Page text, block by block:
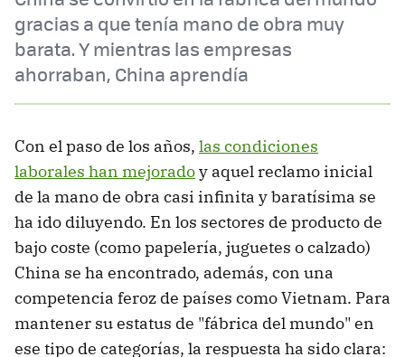
gracias a que tenía mano de obra muy
barata. Y mientras las empresas
ahorraban, China aprendía
Con el paso de los años, las condiciones
laborales han mejoradoy aquel reclamo inicial
de la mano de obra casi infinita y baratísima se
ha ido diluyendo. En los sectores de producto de
bajo coste (como papelería, juguetes o calzado)
China se ha encontrado, además, con una
competencia feroz de países como Vietnam. Para
mantener su estatus de "fábrica del mundo" en
ese tipo de categorías, la respuesta ha sido clara: